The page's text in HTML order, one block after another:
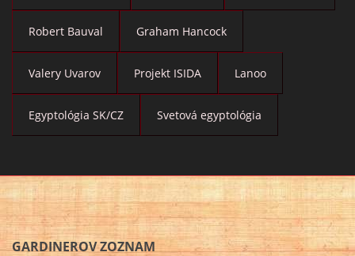
Robert Bauval Graham Hancock
Valery Uvarov Projekt ISIDA Lanoo
Egyptológia SK/CZ Svetová egyptológia
GARDINEROV ZOZNAM